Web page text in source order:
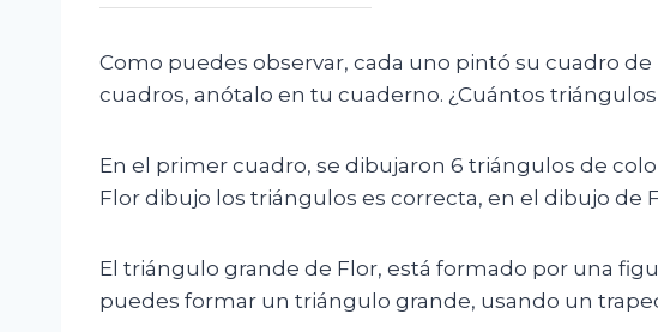
Como puedes observar, cada uno pintó su cuadro
cuadros, anótalo en tu cuaderno. ¿Cuántos
En el primer cuadro, se dibujaron 6 triángulos de
Flor dibujo los triángulos es correcta, en el dibujo de
El triángulo grande de Flor, está formado por una
puedes formar un triángulo grande, usando un